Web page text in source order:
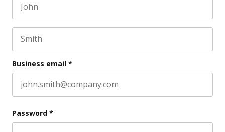
This field is for validation purposes and should be
Business email *
Password *